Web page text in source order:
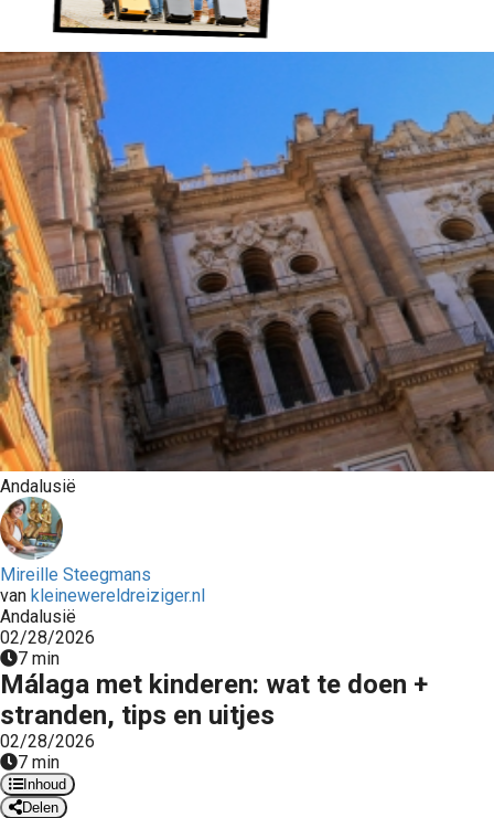
Andalusië
Mireille Steegmans
van kleinewereldreiziger.nl
Andalusië
02/28/2026
7 min
Málaga met kinderen: wat te doen +
stranden, tips en uitjes
02/28/2026
7 min
Inhoud
Delen